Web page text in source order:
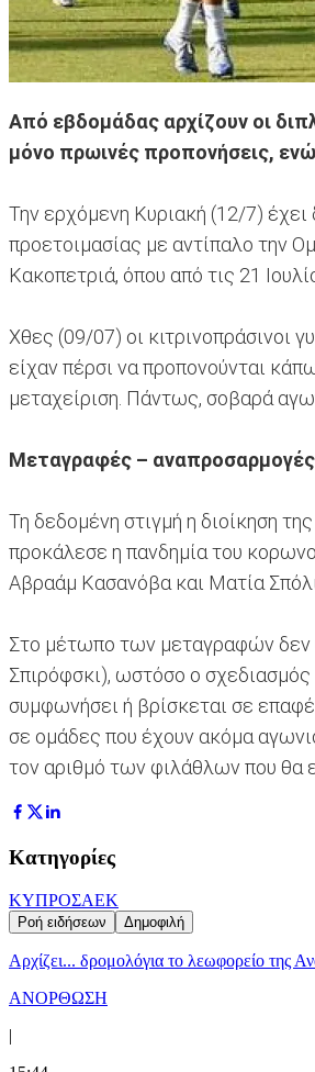
Από εβδομάδας αρχίζουν οι
μόνο πρωινές προπονήσεις,
Την ερχόμενη Κυριακή (12/7) έχει
προετοιμασίας με αντίπαλο την
Κακοπετριά, όπου από τις 21
Χθες (09/07) οι
είχαν πέρσι να προπονούνται
μεταχείριση. Πάντως, σοβαρά
Μεταγραφές – αναπροσαρμογές
Τη δεδομένη στιγμή η διοίκηση
προκάλεσε η πανδημία του
Αβραάμ Κασανόβα και Ματία
Στο μέτωπο των μεταγραφών δεν
Σπιρόφσκι), ωστόσο ο
συμφωνήσει ή βρίσκεται σε
σε ομάδες που έχουν ακόμα
τον αριθμό των φιλάθλων που θα
Κατηγορίες
ΚΥΠΡΟΣΑΕΚ
Ροή ειδήσεων Δημοφιλή
Αρχίζει... δρομολόγια το λεωφορείο της
ΑΝΟΡΘΩΣΗ
|